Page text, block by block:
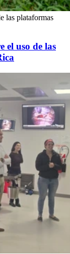
las plataformas
el uso de las